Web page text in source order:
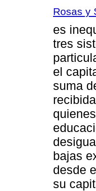
Rosas y
es
tres
el
suma
bajas
desde
su